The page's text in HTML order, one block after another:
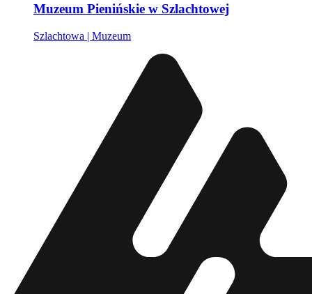
Muzeum Pienińskie w Szlachtowej
Szlachtowa | Muzeum